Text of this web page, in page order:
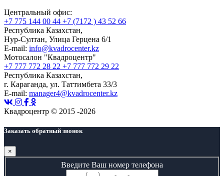
Центральный офис:
+7 775 144 00 44 +7 (7172 ) 43 52 66
Республика Казахстан,
Нур-Султан, Улица Герцена 6/1
E-mail: info@kvadrocenter.kz
Мотосалон "Квадроцентр"
+7 777 772 28 22 +7 777 772 29 22
Республика Казахстан,
г. Караганда, ул. Таттимбета 33/3
E-mail: manager4@kvadrocenter.kz
Квадроцентр © 2015 -2026
Заказать обратный звонок
×
Введите Ваш номер телефона